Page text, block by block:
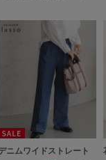
ニムワイドストレート